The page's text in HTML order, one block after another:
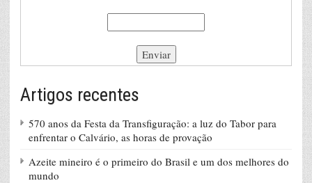
Artigos recentes
570 anos da Festa da Transfiguração: a luz do Tabor para
enfrentar o Calvário, as horas de provação
Azeite mineiro é o primeiro do Brasil e um dos melhores do
mundo